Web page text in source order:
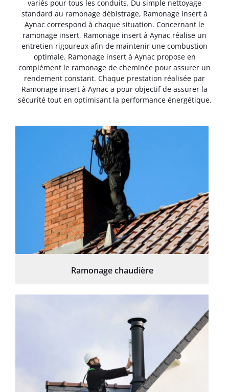
variés pour tous les conduits. Du simple nettoyage
standard au ramonage débistrage, Ramonage insert à
Aynac correspond à chaque situation. Concernant le
ramonage insert, Ramonage insert à Aynac réalise un
entretien rigoureux afin de maintenir une combustion
optimale. Ramonage insert à Aynac propose en
complément le ramonage de cheminée pour assurer un
rendement constant. Chaque prestation réalisée par
Ramonage insert à Aynac a pour objectif de assurer la
sécurité tout en optimisant la performance énergétique.
Ramonage chaudière